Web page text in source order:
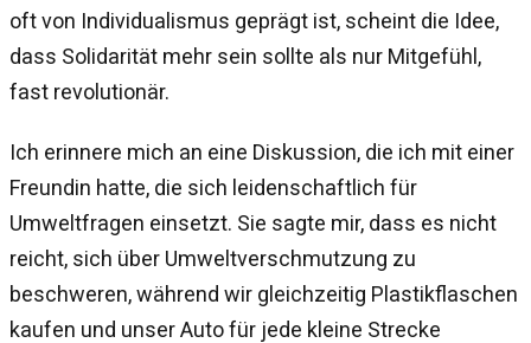
oft von Individualismus geprägt ist, scheint die Idee,
dass Solidarität mehr sein sollte als nur Mitgefühl,
fast revolutionär.
Ich erinnere mich an eine Diskussion, die ich mit einer
Freundin hatte, die sich leidenschaftlich für
Umweltfragen einsetzt. Sie sagte mir, dass es nicht
reicht, sich über Umweltverschmutzung zu
beschweren, während wir gleichzeitig Plastikflaschen
kaufen und unser Auto für jede kleine Strecke